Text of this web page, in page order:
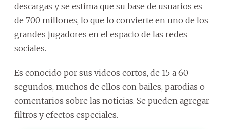
descargas y se estima que su base de usuarios es
de 700 millones, lo que lo convierte en uno de los
grandes jugadores en el espacio de las redes
sociales.
Es conocido por sus videos cortos, de 15 a 60
segundos, muchos de ellos con bailes, parodias o
comentarios sobre las noticias. Se pueden agregar
filtros y efectos especiales.